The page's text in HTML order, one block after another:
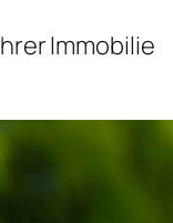
Immobilie